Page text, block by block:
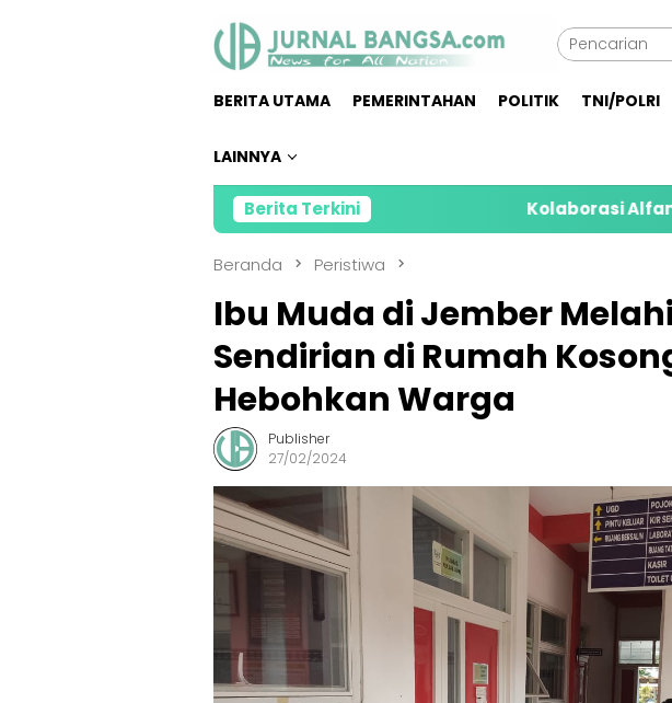
BERITA UTAMA PEMERINTAHAN POLITIK TNI/POLRI
LAINNYA
Berita TerkiniKolaborasi Alfamart dan Sweety di
Beranda Peristiwa
Ibu Muda di Jember
Sendirian di Rumah
Hebohkan Warga
Publisher
27/02/2024